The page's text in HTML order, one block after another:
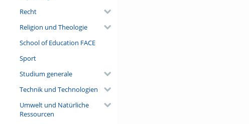
Recht
Religion und Theologie
School of Education FACE
Sport
Studium generale
Technik und Technologien
Umwelt und Natürliche
Ressourcen